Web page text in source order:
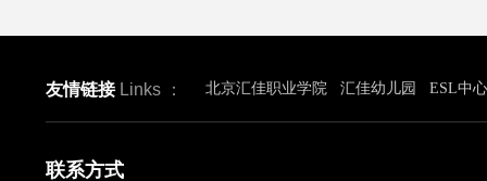
友情链接 Links ： 北京汇佳职业学院 汇佳幼儿园 ESL中心
联系方式